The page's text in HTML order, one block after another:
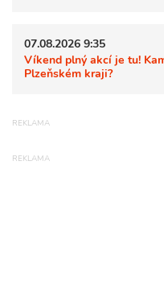
07.08.2026 9:35
Víkend plný akcí je tu!
Plzeňském kraji?